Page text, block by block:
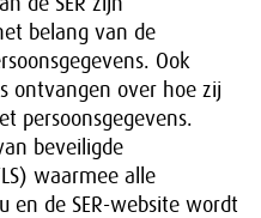
belang van de
Ook
ontvangen over hoe zij
persoonsgegevens.
beveiligde
waarmee alle
en de SER-website wordt